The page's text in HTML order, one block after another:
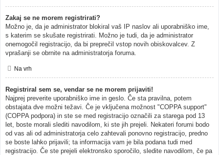
Zakaj se ne morem registrirati?
Možno je, da je administrator blokiral vaš IP naslov ali uporabniško ime,
s katerim se skušate registrirati. Možno je tudi, da je administrator
onemogočil registracijo, da bi preprečil vstop novih obiskovalcev. Z
vprašanji se obrnite na administratorja foruma.
Na vrh
Registriral sem se, vendar se ne morem prijaviti!
Najprej preverite uporabniško ime in geslo. Če sta pravilna, potem
obstajata dve možni težavi. Če je vključena možnost "COPPA support"
(COPPA podpora) in ste se med registracijo označili za starega pod 13
let, boste morali slediti navodilom, ki ste jih prejeli. Nekateri forumi bodo
od vas ali od administratorja celo zahtevali ponovno registracijo, predno
se boste lahko prijavili; ta informacija vam je bila podana tudi med
registracijo. Če ste prejeli elektronsko sporočilo, sledite navodilom, če pa